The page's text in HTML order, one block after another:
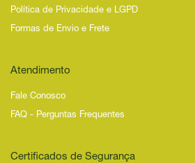
Política de Privacidade e LGPD
Formas de Envio e Frete
Atendimento
Fale Conosco
FAQ - Perguntas Frequentes
Certificados de Segurança